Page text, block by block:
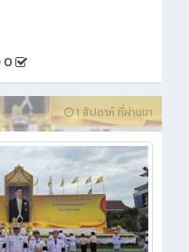
ะครบ ๕๐ วัน (ปัญญาสม
0
1 สัปดาห์ ที่ผ่านมา